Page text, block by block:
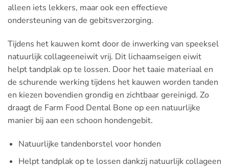
alleen iets lekkers, maar ook een effectieve
ondersteuning van de gebitsverzorging.
Tijdens het kauwen komt door de inwerking van speeksel
natuurlijk collageeneiwit vrij. Dit lichaamseigen eiwit
helpt tandplak op te lossen. Door het taaie materiaal en
de schurende werking tijdens het kauwen worden tanden
en kiezen bovendien grondig en zichtbaar gereinigd. Zo
draagt de Farm Food Dental Bone op een natuurlijke
manier bij aan een schoon hondengebit.
Natuurlijke tandenborstel voor honden
Helpt tandplak op te lossen dankzij natuurlijk collageen